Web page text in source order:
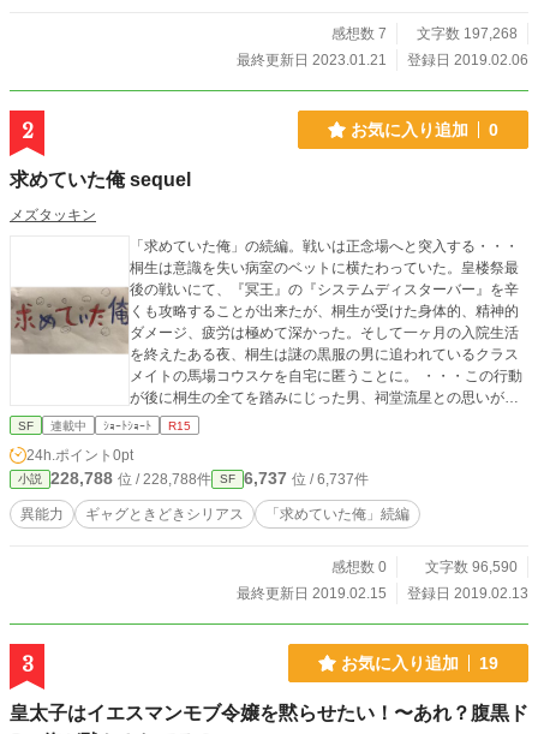
ですがどうすれば良いですか(1)」を投稿しました。 書きたい
ネタを番外編にしました。 20.02.17 「好きな子をレイプして
子をレイプしてしまったんですがどうすれば良いですか(3)」
を投稿します。 本編よりいい最終回……ではなく(4)で終了予
うすれば良いですか(4)投稿しました。やっぱハッピーエンド
すが(1)を投稿します。 小説家たるもの、リアルな経験をしな
いとな！ 21.03.08 読者様にスクリーン越しにリモート土下座
します。久々の投稿で申し訳ないです。とりあえず生きてい
ます。学園生活編として最新話「座薬で感じるな！」を投稿
しました。一応R18描写ありますが、一日外出録ハンチョ○な
みにに商品のステマやっている描写もあります。 21.03.21 二
重人格の子と付き合いたいのですがどうすれば良いでしょう
か？ 一気に完結まで五話公開しました！ 一番闇の深いヒロ
イン♂ができあがりました。 23.01.21 番外編：校医の不純同
したを投稿しました。 一年以上新作を投稿するきになれなか
ったわ……。 闇深さとエロさをミックスしたお話になりまし
た。 23.08.13 表紙に今作の受男子の清美君のイメージ(AIイ
ラスト)を追加しました。
感想数 7
文字数 197,268
最終更新日 2023.01.21
登録日 2019.02.06
2 お気に入り追加 0
求めていた俺 sequel
メズタッキン
「求めていた俺」の続編。戦いは正念場へと突入する・・・
桐生は意識を失い病室のベットに横たわっていた。皇楼祭最
後の戦いにて、『冥王』の『システムディスターバー』を辛
くも攻略することが出来たが、桐生が受けた身体的、精神的
ダメージ、疲労は極めて深かった。そして一ヶ月の入院生活
を終えたある夜、桐生は謎の黒服の男に追われているクラス
メイトの馬場コウスケを自宅に匿うことに。 ・・・この行動
が後に桐生の全てを踏みにじった男、祠堂流星との思いがけ
ぬ邂逅を引き起こしてしまう。
SF 連載中 ｼｮｰﾄｼｮｰﾄ R15
24h.ポイント 0pt
小説 228,788 位 / 228,788件 SF 6,737 位 / 6,737件
異能力 ギャグときどきシリアス 「求めていた俺」続編
感想数 0
文字数 96,590
最終更新日 2019.02.15
登録日 2019.02.13
3 お気に入り追加 19
皇太子はイエスマンモブ令嬢を黙らせたい！〜あれ？腹黒ド